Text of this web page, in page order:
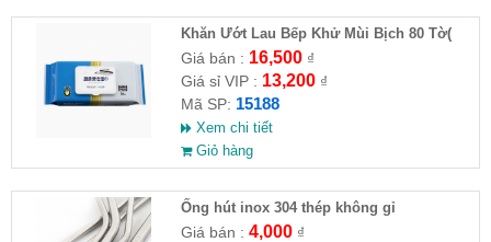
Khăn Ướt Lau Bếp Khử Mùi Bịch 80 Tờ(
HĐ )
Giá bán : 16,500₫
Giá sỉ VIP : 13,200₫
Mã SP: 15188
Xem chi tiết
Giỏ hàng
Ống hút inox 304 thép không gỉ
Giá bán : 4,000₫